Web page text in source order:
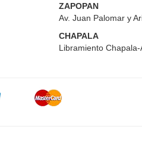
ZAPOPAN
Av. Juan Palomar y
CHAPALA
Libramiento